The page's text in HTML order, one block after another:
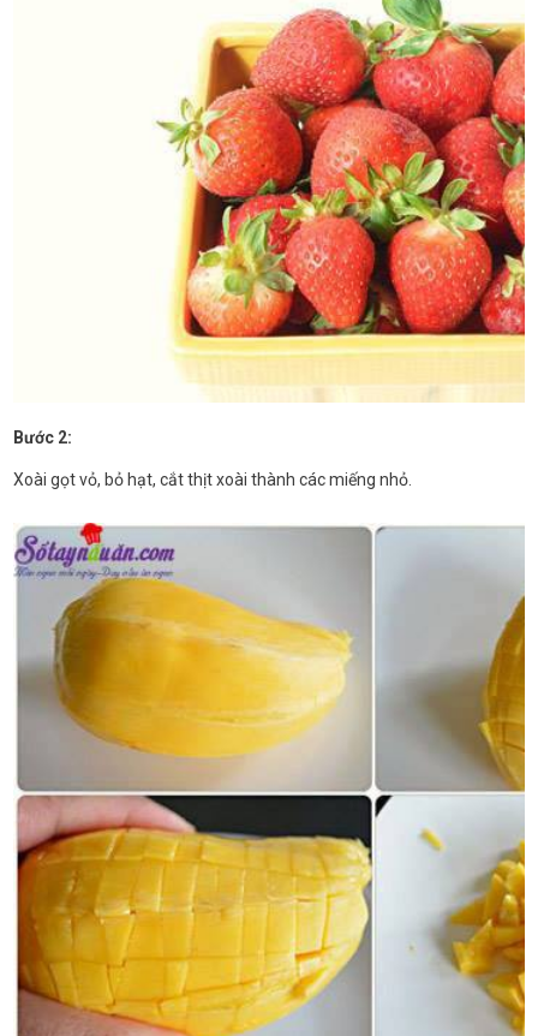
Bước 2:
Xoài gọt vỏ, bỏ hạt, cắt thịt xoài thành các miếng nhỏ.